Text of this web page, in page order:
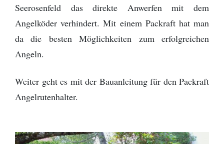
Seerosenfeld das direkte Anwerfen mit dem
Angelköder verhindert. Mit einem Packraft hat man
da die besten Möglichkeiten zum erfolgreichen
Angeln.
Weiter geht es mit der Bauanleitung für den Packraft
Angelrutenhalter.